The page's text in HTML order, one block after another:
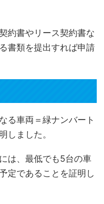
約書やリース契約書な
書類を提出すれば申請
る車両＝緑ナンバート
しました。
は、最低でも5台の車
定であることを証明し